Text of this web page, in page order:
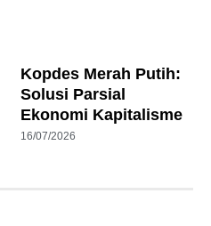
Kopdes Merah Putih:
Solusi Parsial
Ekonomi Kapitalisme
16/07/2026